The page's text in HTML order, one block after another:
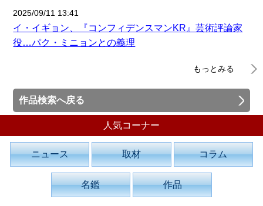
2025/09/11 13:41
イ・イギョン、『コンフィデンスマンKR』芸術評論家
役…パク・ミニョンとの義理
もっとみる
作品検索へ戻る
人気コーナー
ニュース 取材 コラム
名鑑 作品